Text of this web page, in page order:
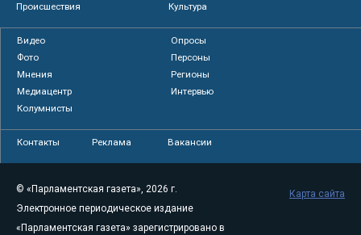
Происшествия
Культура
Видео
Опросы
Фото
Персоны
Мнения
Регионы
Медиацентр
Интервью
Колумнисты
Контакты Реклама Вакансии
© «Парламентская газета», 2026 г.
Электронное периодическое издание
«Парламентская газета» зарегистрировано в
Карта сайта